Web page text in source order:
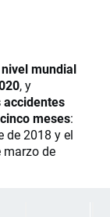
mundial
, y
accidentes
meses:
de 2018 y el
marzo de